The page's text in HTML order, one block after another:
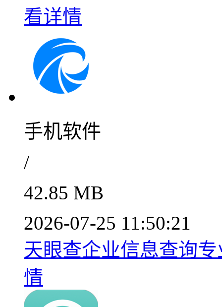
看详情
手机软件
/
42.85 MB
2026-07-25 11:50:21
天眼查企业信息查询
情